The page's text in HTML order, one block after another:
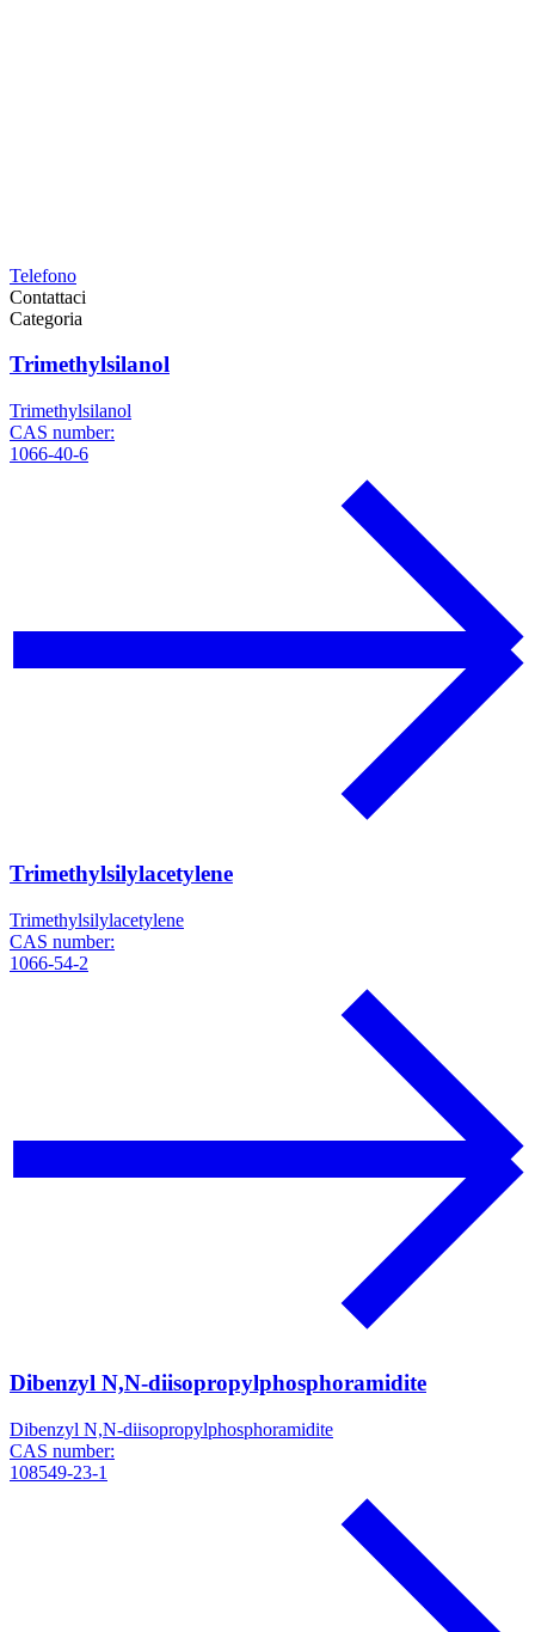
Telefono
Contattaci
Categoria
Trimethylsilanol
Trimethylsilanol
CAS number:
1066-40-6
Trimethylsilylacetylene
Trimethylsilylacetylene
CAS number:
1066-54-2
Dibenzyl N,N-diisopropylphosphoramidite
Dibenzyl N,N-diisopropylphosphoramidite
CAS number:
108549-23-1